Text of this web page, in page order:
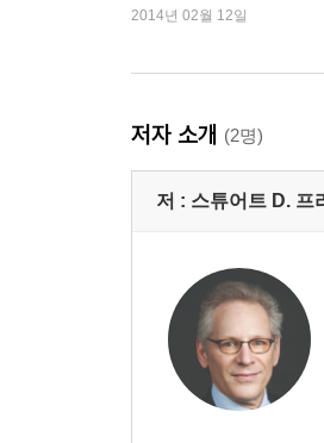
네 가지 영역의 행복지수
가장 중요한 사람들을 파
사람들은 나에게 무엇을
나는 사람들에게 무엇
네 가지 질문, 네 가지 해
관계를 움직이는 패턴을
관계 개선에 효과적인
다섯 번째 강의. 다음 단
2014년 02월 12일
저자 소개 (2명)
저 : 스튜어트 D. 프